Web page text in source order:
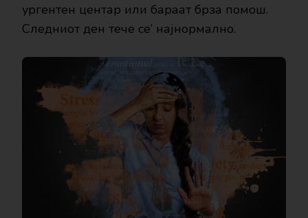
ургентен центар или бараат брза помош.
Следниот ден тече се’ најнормално.